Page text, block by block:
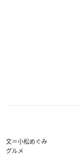
文＝小松めぐみ
グルメ